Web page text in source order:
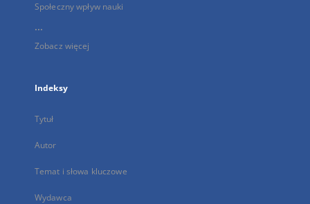
Społeczny wpływ nauki
...
Zobacz więcej
Indeksy
Tytuł
Autor
Temat i słowa kluczowe
Wydawca